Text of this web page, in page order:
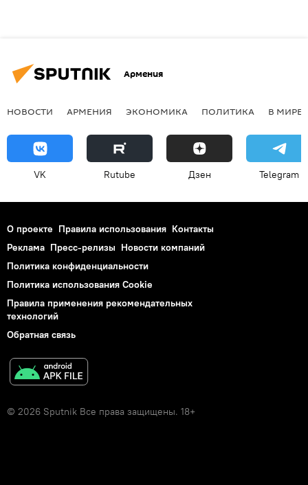
Армения
НОВОСТИ АРМЕНИЯ ЭКОНОМИКА ПОЛИТИКА В МИРЕ
VK Rutube Дзен Telegram
О проекте Правила использования Контакты
Реклама Пресс-релизы Новости компаний
Политика конфиденциальности
Политика использования Cookie
Правила применения рекомендательных
технологий
Обратная связь
© 2026 Sputnik Все права защищены. 18+